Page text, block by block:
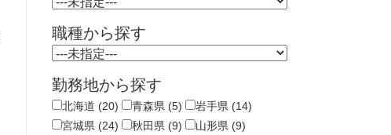
職種から探す
勤務地から探す
北海道 (20) 青森県 (5)
岩手県 (14)
宮城県 (24)
秋田県 (9)
山形県 (9)